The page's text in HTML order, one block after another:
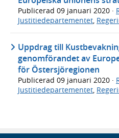
Publicerad 09 januari 2020 ·
Justitiedepartementet,
Uppdrag till
genomförandet av
för Östersjöregionen
Publicerad 09 januari 2020 ·
Justitiedepartementet